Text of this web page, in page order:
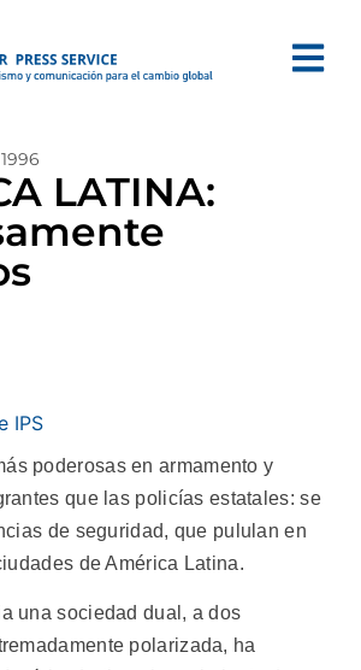
LATINA:
IPS
poderosas en armamento y
que las policías estatales: se
de seguridad, que pululan en
de América Latina.
una sociedad dual, a dos
polarizada, ha